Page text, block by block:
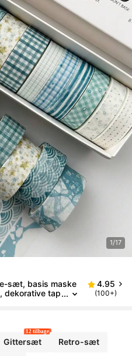
1/17
sæt, basis maske
dekorative tap
planlægger
4.95
(100+)
Gittersæt
12 tilbage
Retro-sæt